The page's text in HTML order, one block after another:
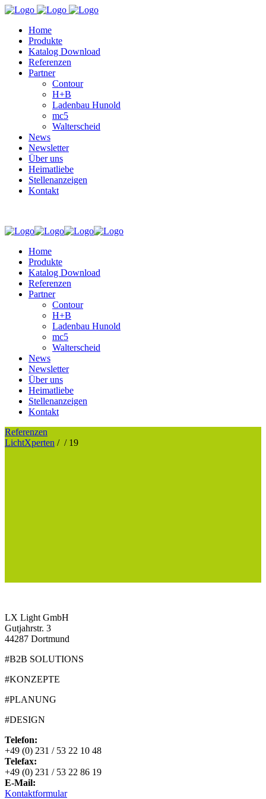
Home
Produkte
Katalog Download
Referenzen
Partner
Contour
H+B
Ladenbau Hunold
mc5
Walterscheid
News
Newsletter
Über uns
Heimatliebe
Stellenanzeigen
Kontakt
Home
Produkte
Katalog Download
Referenzen
Partner
Contour
H+B
Ladenbau Hunold
mc5
Walterscheid
News
Newsletter
Über uns
Heimatliebe
Stellenanzeigen
Kontakt
Referenzen
LichtXperten / / 19
LX Light GmbH
Gutjahrstr. 3
44287 Dortmund
#B2B SOLUTIONS
#KONZEPTE
#PLANUNG
#DESIGN
Telefon:
+49 (0) 231 / 53 22 10 48
Telefax:
+49 (0) 231 / 53 22 86 19
E-Mail:
Kontaktformular